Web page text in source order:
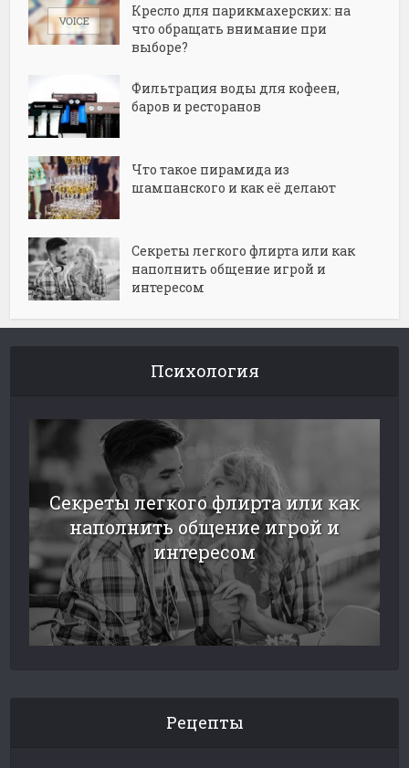
Кресло для парикмахерских: на
что обращать внимание при
выборе?
Фильтрация воды для кофеен,
баров и ресторанов
Что такое пирамида из
шампанского и как её делают
Секреты легкого флирта или как
наполнить общение игрой и
интересом
Психология
Секреты легкого флирта или как
наполнить общение игрой и
интересом
Рецепты